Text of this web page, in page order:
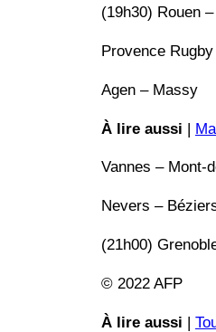
(19h30) Rouen
Provence
Agen – Massy
À lire aussi |
Vannes – Mont-
Nevers –
(21h00)
© 2022 AFP
À lire aussi |